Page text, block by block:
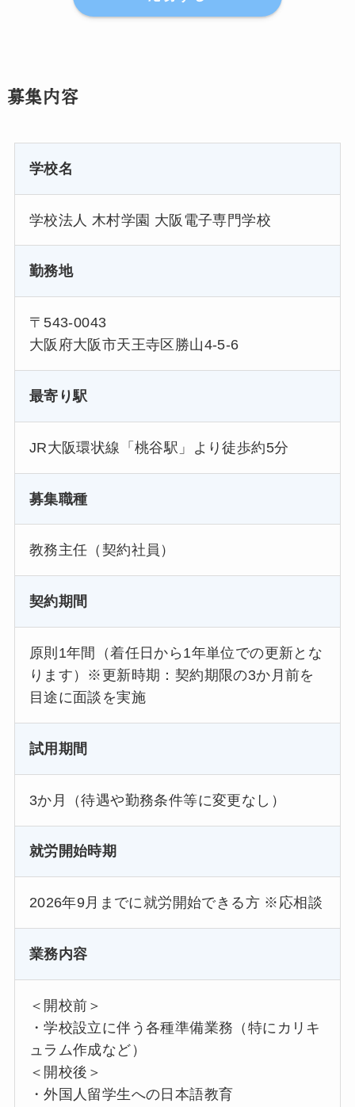
募集内容
学校名
学校法人 木村学園 大阪電子専門学校
勤務地
〒543-0043
大阪府大阪市天王寺区勝山4-5-6
最寄り駅
JR大阪環状線「桃谷駅」より徒歩約5分
募集職種
教務主任（契約社員）
契約期間
原則1年間（着任日から1年単位での更新とな
ります）※更新時期：契約期限の3か月前を
目途に面談を実施
試用期間
3か月（待遇や勤務条件等に変更なし）
就労開始時期
2026年9月までに就労開始できる方 ※応相談
業務内容
＜開校前＞
・学校設立に伴う各種準備業務（特にカリキ
ュラム作成など）
＜開校後＞
・外国人留学生への日本語教育